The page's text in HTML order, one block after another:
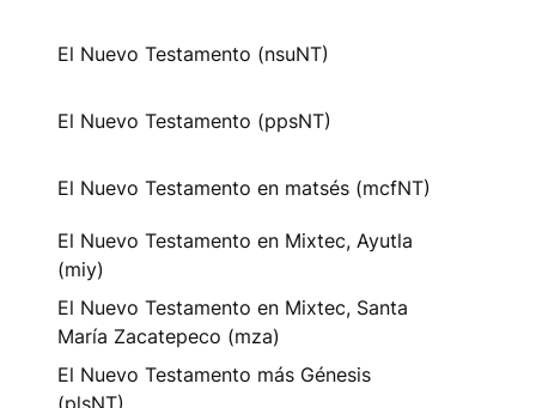
El Nuevo Testamento (nsuNT)
El Nuevo Testamento (ppsNT)
El Nuevo Testamento en matsés (mcfNT)
El Nuevo Testamento en Mixtec, Ayutla
(miy)
El Nuevo Testamento en Mixtec, Santa
María Zacatepeco (mza)
El Nuevo Testamento más Génesis
(plsNT)